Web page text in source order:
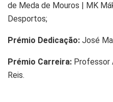
de Meda de Mouros | MK
Desportos;
Prémio Dedicação: José
Prémio Carreira: Professor
Reis.